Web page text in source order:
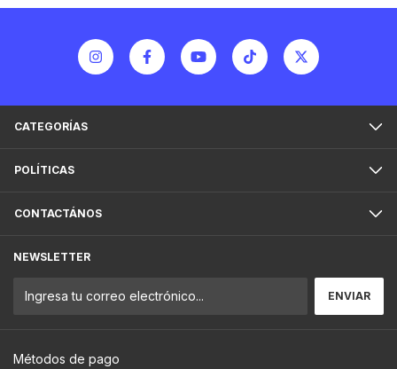
CATEGORÍAS
POLÍTICAS
CONTACTÁNOS
NEWSLETTER
Métodos de pago